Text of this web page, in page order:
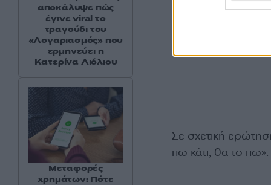
Σε σχετική
πω κάτι, θα το
αποκάλυψε πώς
έγινε viral το
τραγούδι του
«Λογαριασμός» που
ερμηνεύει η
Κατερίνα Λιόλιου
Μεταφορές
χρημάτων: Πότε